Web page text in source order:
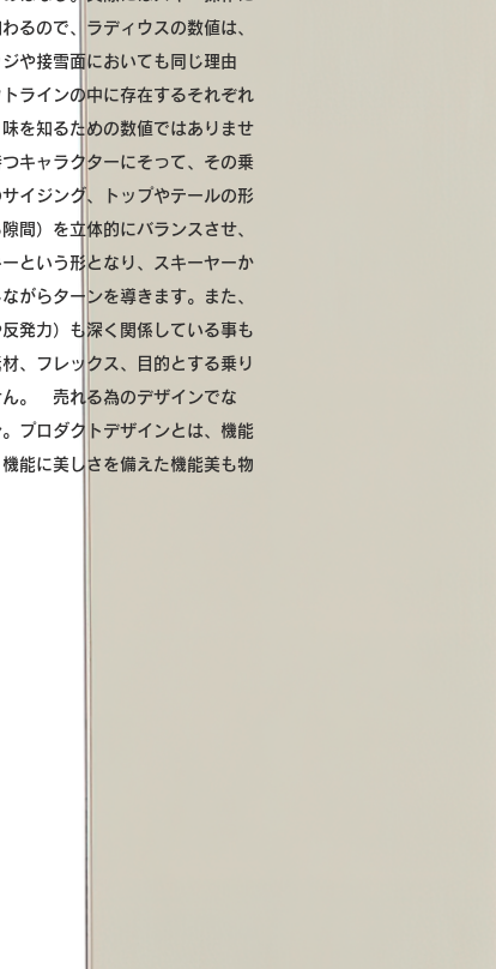
るので、ラディウスの数値は、
や接雪面においても同じ理由
ラインの中に存在するそれぞれ
を知るための数値ではありませ
キャラクターにそって、その乗
イジング、トップやテールの形
間）を立体的にバランスさせ、
という形となり、スキーヤーか
がらターンを導きます。また、
発力）も深く関係している事も
、フレックス、目的とする乗り
ん。 売れる為のデザインでな
プロダクトデザインとは、機能
能に美しさを備えた機能美も物